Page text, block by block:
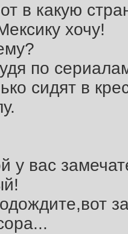
в какую
хочу!
по
сидят в
у вас